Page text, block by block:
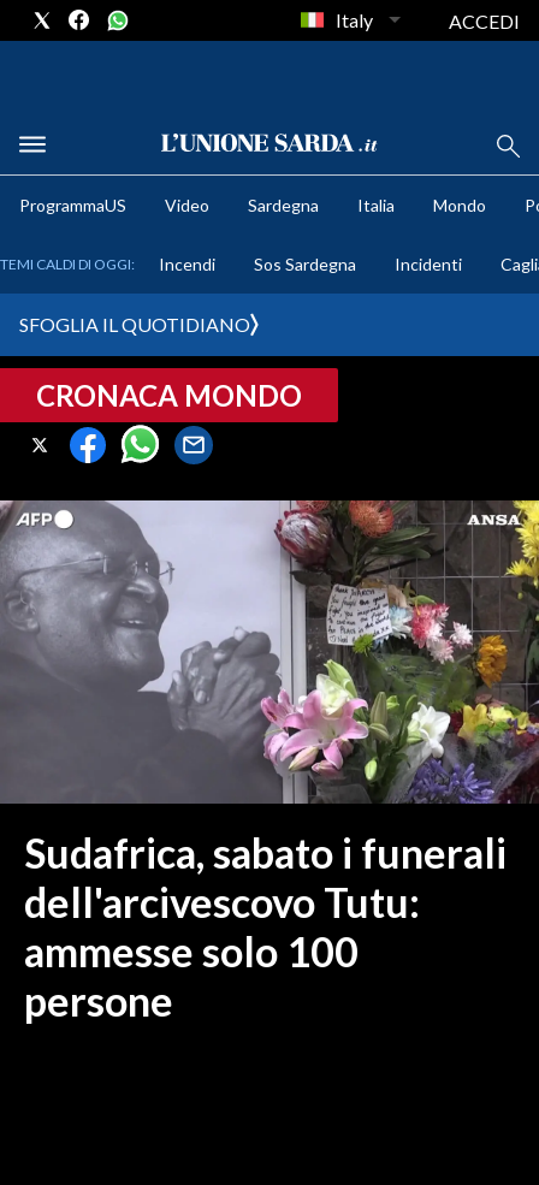
METEO
CRONACA SARDEGNA
CAGLIARI
SULCIS IGLESIENTE
MEDIO CAMPIDANO
ORISTANO E PROVINCIA
SASSARI E PROVINCIA
NUORO E PROVINCIA
ITALIA
MONDO
POLITICA
ECONOMIA
Italy ACCEDI
ProgrammaUS Video Sardegna Italia Mondo
TEMI CALDI DI OGGI: Incendi Sos Sardegna Incidenti
SFOGLIA IL QUOTIDIANO
CRONACA MONDO
Sudafrica, sabato i funerali
dell'arcivescovo Tutu:
ammesse solo 100
persone